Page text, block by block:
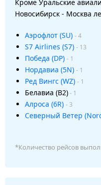
Кроме Уральские
Новосибирск - Москва
Аэрофлот (SU) - 4
S7 Airlines (S7) - 13
Победа (DP) - 1
Нордавиа (5N) - 1
Ред Вингс (WZ) - 1
Белавиа (B2)- 1
Алроса (6R) - 3
Северный Ветер
*Количество рейсов